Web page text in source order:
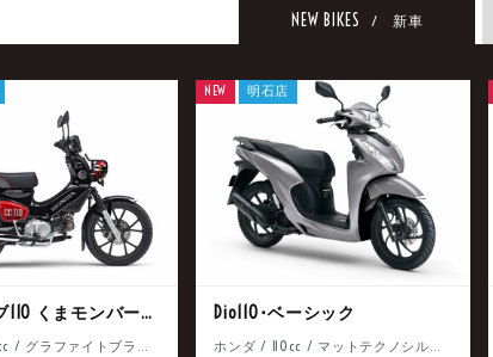
NEW BIKES / 新車
クロスカブ110 くまモンバージョン
ホンダ / 110cc / グラファイトブラック
Dio110･ベーシック
ホンダ / 110cc / マットテクノシルバーメタリック
NEW 明石店